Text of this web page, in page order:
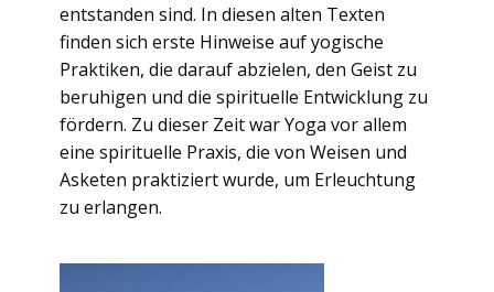
entstanden sind. In diesen alten Texten
finden sich erste Hinweise auf yogische
Praktiken, die darauf abzielen, den Geist zu
beruhigen und die spirituelle Entwicklung zu
fördern. Zu dieser Zeit war Yoga vor allem
eine spirituelle Praxis, die von Weisen und
Asketen praktiziert wurde, um Erleuchtung
zu erlangen.